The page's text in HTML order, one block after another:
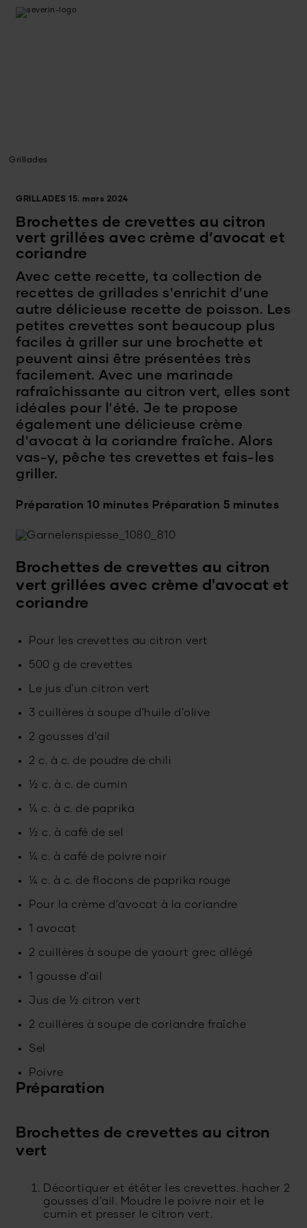
Grillades
GRILLADES 15. mars 2024
Brochettes de crevettes au citron
vert grillées avec crème d’avocat et
coriandre
Avec cette recette, ta collection de
recettes de grillades s'enrichit d'une
autre délicieuse recette de poisson. Les
petites crevettes sont beaucoup plus
faciles à griller sur une brochette et
peuvent ainsi être présentées très
facilement. Avec une marinade
rafraîchissante au citron vert, elles sont
idéales pour l'été. Je te propose
également une délicieuse crème
d'avocat à la coriandre fraîche. Alors
vas-y, pêche tes crevettes et fais-les
griller.
Préparation 10 minutes Préparation 5 minutes
Brochettes de crevettes au citron
vert grillées avec crème d'avocat et
coriandre
Pour les crevettes au citron vert
500 g de crevettes
Le jus d'un citron vert
3 cuillères à soupe d'huile d'olive
2 gousses d'ail
2 c. à c. de poudre de chili
½ c. à c. de cumin
¼ c. à c. de paprika
½ c. à café de sel
¼ c. à café de poivre noir
¼ c. à c. de flocons de paprika rouge
Pour la crème d'avocat à la coriandre
1 avocat
2 cuillères à soupe de yaourt grec allégé
1 gousse d'ail
Jus de ½ citron vert
2 cuillères à soupe de coriandre fraîche
Sel
Poivre
Préparation
Brochettes de crevettes au citron
vert
Décortiquer et étêter les crevettes. hacher 2
gousses d’ail. Moudre le poivre noir et le
cumin et presser le citron vert.